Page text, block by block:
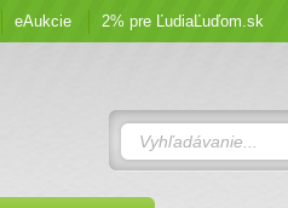
eAukcie 2% pre ĽudiaĽuďom.sk